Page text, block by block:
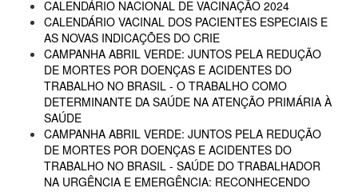
CALENDÁRIO NACIONAL DE VACINAÇÃO 2024
CALENDÁRIO VACINAL DOS PACIENTES ESPECIAIS E
AS NOVAS INDICAÇÕES DO CRIE
CAMPANHA ABRIL VERDE: JUNTOS PELA REDUÇÃO
DE MORTES POR DOENÇAS E ACIDENTES DO
TRABALHO NO BRASIL - O TRABALHO COMO
DETERMINANTE DA SAÚDE NA ATENÇÃO PRIMÁRIA À
SAÚDE
CAMPANHA ABRIL VERDE: JUNTOS PELA REDUÇÃO
DE MORTES POR DOENÇAS E ACIDENTES DO
TRABALHO NO BRASIL - SAÚDE DO TRABALHADOR
NA URGÊNCIA E EMERGÊNCIA: RECONHECENDO